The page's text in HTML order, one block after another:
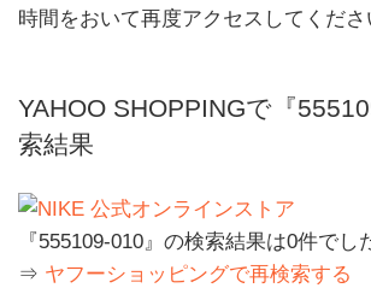
時間をおいて再度アクセスしてくださ
YAHOO SHOPPINGで『
索結果
『555109-010』の検索結果は0件でし
⇒ ヤフーショッピングで再検索する